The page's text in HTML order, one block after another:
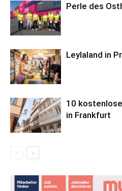
Perle des
Leylaland in
10
in Frankfurt